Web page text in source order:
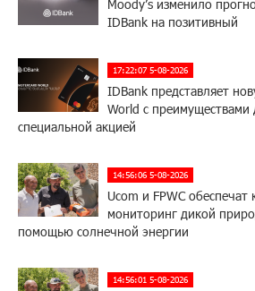
Moody’s изменило
IDBank на позитивный
17:22:07 5-08-2026
IDBank представляет
World с преимуществами
специальной акцией
14:56:06 5-08-2026
Ucom и FPWC обеспечат
мониторинг дикой
помощью солнечной энергии
14:56:01 5-08-2026